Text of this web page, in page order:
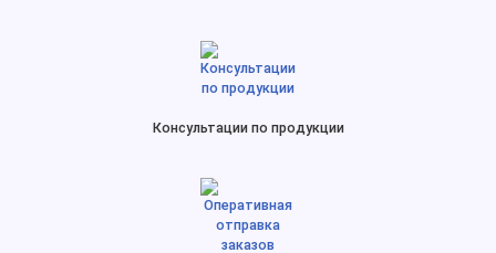
Консультации по продукции